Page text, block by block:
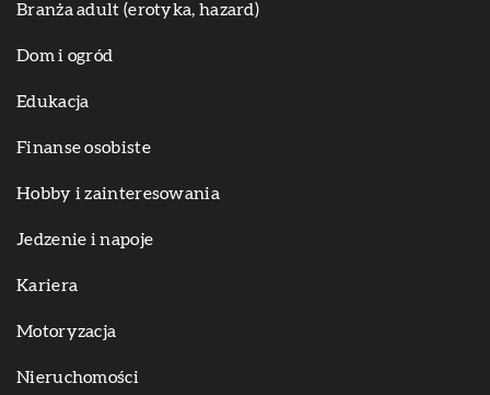
Branża adult (erotyka, hazard)
Dom i ogród
Edukacja
Finanse osobiste
Hobby i zainteresowania
Jedzenie i napoje
Kariera
Motoryzacja
Nieruchomości